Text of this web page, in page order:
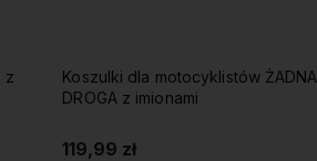
Koszulki dla motocyklistów ŻADNA
DROGA z imionami
119,99 zł